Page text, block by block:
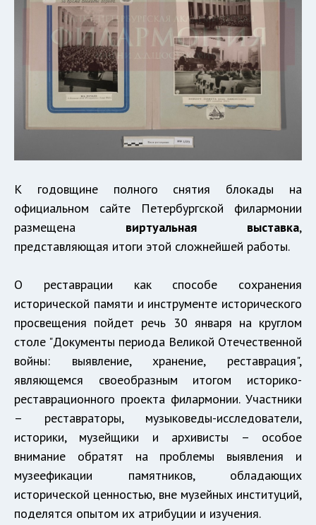
К годовщине полного снятия блокады на
официальном сайте Петербургской филармонии
размещена виртуальная выставка,
представляющая итоги этой сложнейшей работы.
О реставрации как способе сохранения
исторической памяти и инструменте исторического
просвещения пойдет речь 30 января на круглом
столе "Документы периода Великой Отечественной
войны: выявление, хранение, реставрация",
являющемся своеобразным итогом историко-
реставрационного проекта филармонии. Участники
– реставраторы, музыковеды-исследователи,
историки, музейщики и архивисты – особое
внимание обратят на проблемы выявления и
музеефикации памятников, обладающих
исторической ценностью, вне музейных институций,
поделятся опытом их атрибуции и изучения.